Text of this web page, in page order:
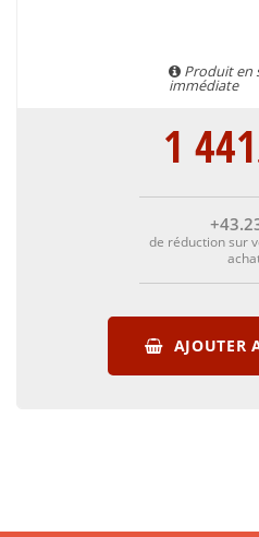
Produit en
immédiate
1 441
+43
de réduction sur
AJOUTER